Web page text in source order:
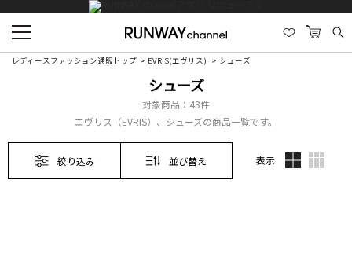
レディースファッション通販トップ EVRIS(エヴリス) シューズ
シューズ
対象商品： 43件
エヴリス（EVRIS）、シューズの商品一覧です。
絞り込み 並び替え 表示